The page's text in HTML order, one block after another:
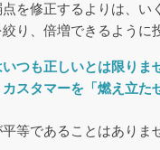
を修正するよりは、い
り、倍増できるように
いつも正しいとは限りま
スタマーを「燃え立た
等であることはありま